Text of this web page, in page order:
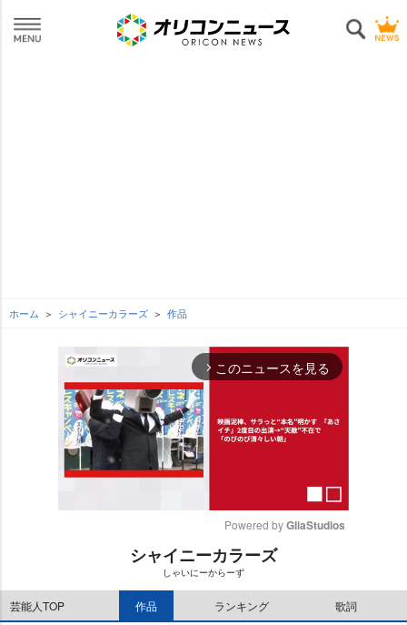
ホーム シャイニーカラーズ 作品
arrow_forward_ios このニュースを見る
Powered by GliaStudios
シャイニーカラーズ
しゃいにーからーず
芸能人TOP 作品 ランキング 歌詞